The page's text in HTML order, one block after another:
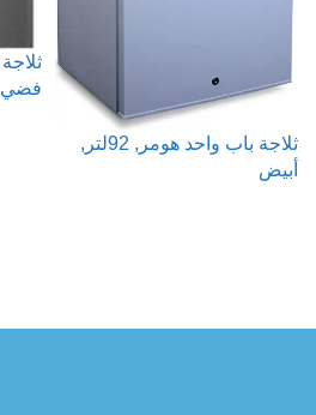
ثلاجة باب واحد هومر, 92لتر,
أبيض
فضي